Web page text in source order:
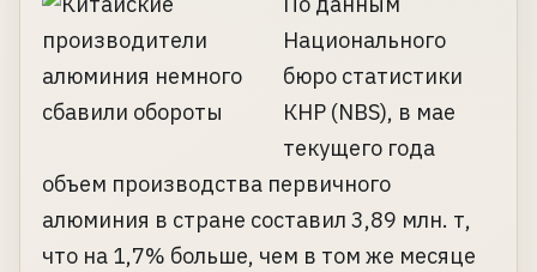
Национального
бюро статистики
КНР (NBS), в мае
текущего года
объем производства первичного
алюминия в стране составил 3,89 млн. т,
что на 1,7% больше, чем в том же месяце